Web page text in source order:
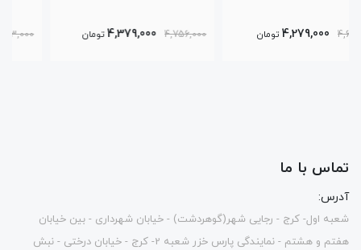
4,756,000
4,379,000
6,953,000
6,441,000
تماس با ما
آدرس:
شعبه اول- کرج - رجایی شهر(گوهردشت) - خیابان شهرداری - بین خیابان
هفتم و هشتم - نمایندگی پارس خزر شعبه 2- کرج - خیابان درختی - نبش